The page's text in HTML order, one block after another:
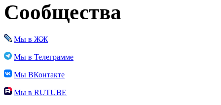
Сообщества
Мы в ЖЖ
Мы в Телеграмме
Мы ВКонтакте
Мы в RUTUBE